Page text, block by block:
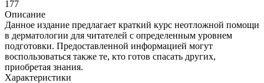
177
Описание
Данное издание предлагает краткий курс неотложной помощи
в дерматологии для читателей с определенным уровнем
подготовки. Предоставленной информацией могут
воспользоваться также те, кто готов спасать других,
приобретая знания.
Характеристики